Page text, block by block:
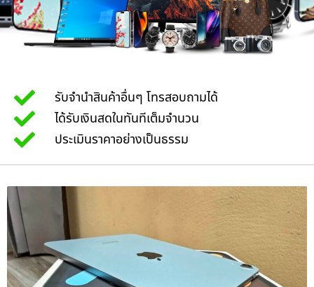
รับจำนำสินค้าอื่นๆ โทรสอบถามได้
ได้รับเงินสดในทันทีเต็มจำนวน
ประเมินราคาอย่างเป็นธรรม